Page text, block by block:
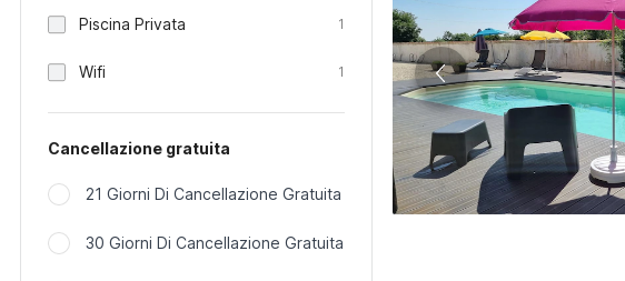
Piscina Privata 1
Wifi 1
Cancellazione gratuita
21 Giorni Di Cancellazione Gratuita
30 Giorni Di Cancellazione Gratuita